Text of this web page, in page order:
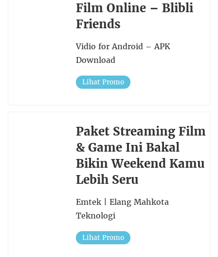
Film Online – Blibli
Friends
Vidio for Android – APK
Download
Lihat Promo
Paket Streaming Film
& Game Ini Bakal
Bikin Weekend Kamu
Lebih Seru
Emtek | Elang Mahkota
Teknologi
Lihat Promo